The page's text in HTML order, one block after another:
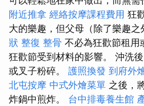
附近推拿 經絡按摩課程費用 狂
大的樂趣，但父母（除了樂趣之
狀 整復 整骨 不必為狂歡節租用
狂歡節受到材料的影響。 沖洗
或叉子粉碎。 護照換發 到府外
北屯按摩 中式外燴菜單 之後，
炸鍋中煎炸。 台中排毒養生館